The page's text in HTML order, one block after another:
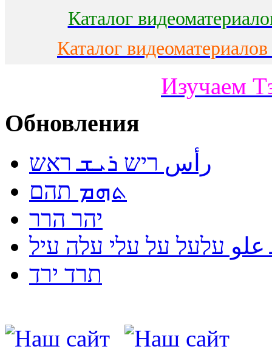
Каталог
Каталог
Изучаем
Обновления
رأس ריש ܪܝܫ ראש
ܬܗܡ תהם
יהר הרר
עלעל על עלי עלה עיל
תרד ירד